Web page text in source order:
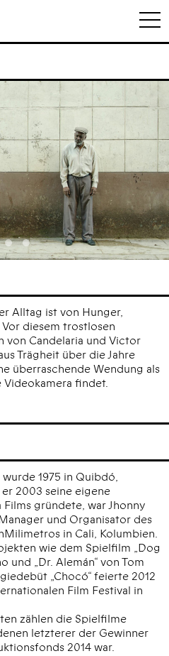
Alltag ist von Hunger,
diesem trostlosen
von Candelaria und Victor
Trägheit über die Jahre
überraschende Wendung als
Videokamera findet.
1975 in Quibdó,
2003 seine eigene
gründete, war Jhonny
und Organisator des
in Cali, Kolumbien.
wie dem Spielfilm „Dog
und „Dr. Alemán“ von Tom
„Chocó“ feierte 2012
Film Festival in
zählen die Spielfilme
letzterer der Gewinner
2014 war.